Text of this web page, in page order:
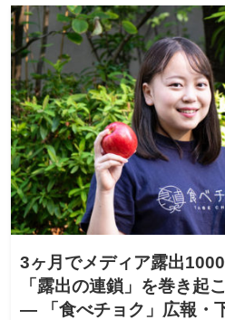
3ヶ月でメディア露出
「露出の連鎖」を巻き起
— 「食べチョク」広報・